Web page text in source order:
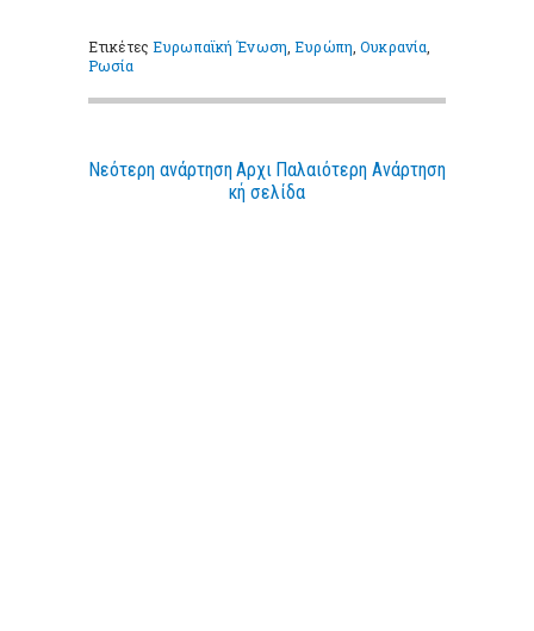
ΕτικέτεςΕυρωπαϊκή Ένωση ,Ευρώπη ,Ουκρανία
Ρωσία
Νεότερη ανάρτηση Παλαιότερη Ανάρτηση
Αρχι
κή σελίδα